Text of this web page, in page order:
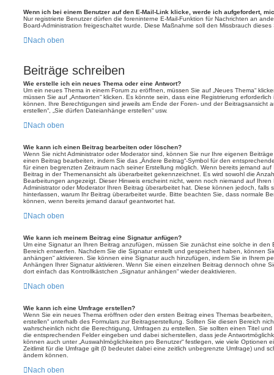
Wenn ich bei einem Benutzer auf den E-Mail-Link klicke, werde ich aufgefordert,
Nur registrierte Benutzer dürfen die foreninterne E-Mail-Funktion für Nachrichten an
Board-Administration freigeschaltet wurde. Diese Maßnahme soll den Missbrauch
Nach oben
Beiträge schreiben
Wie erstelle ich ein neues Thema oder eine Antwort?
Um ein neues Thema in einem Forum zu eröffnen, müssen Sie auf „Neues Thema“
müssen Sie auf „Antworten“ klicken. Es könnte sein, dass eine Registrierung
können. Ihre Berechtigungen sind jeweils am Ende der Foren- und der Beitragsansicht
erstellen“, „Sie dürfen Dateianhänge erstellen“ usw.
Nach oben
Wie kann ich einen Beitrag bearbeiten oder löschen?
Wenn Sie nicht Administrator oder Moderator sind, können Sie nur Ihre eigenen
einen Beitrag bearbeiten, indem Sie das „Ändere Beitrag“-Symbol für den
für einen begrenzten Zeitraum nach seiner Erstellung möglich. Wenn bereits jemand
Beitrag in der Themenansicht als überarbeitet gekennzeichnet. Es wird sowohl die
Bearbeitungen angezeigt. Dieser Hinweis erscheint nicht, wenn noch niemand auf
Administrator oder Moderator Ihren Beitrag überarbeitet hat. Diese können jedoch, falls
hinterlassen, warum Ihr Beitrag überarbeitet wurde. Bitte beachten Sie, dass normale
können, wenn bereits jemand darauf geantwortet hat.
Nach oben
Wie kann ich meinem Beitrag eine Signatur anfügen?
Um eine Signatur an Ihren Beitrag anzufügen, müssen Sie zunächst eine solche in den
Bereich entwerfen. Nachdem Sie die Signatur erstellt und gespeichert haben, können
anhängen“ aktivieren. Sie können eine Signatur auch hinzufügen, indem Sie in Ihrem
Anhängen Ihrer Signatur aktivieren. Wenn Sie einen einzelnen Beitrag dennoch ohne
dort einfach das Kontrollkästchen „Signatur anhängen“ wieder deaktivieren.
Nach oben
Wie kann ich eine Umfrage erstellen?
Wenn Sie ein neues Thema eröffnen oder den ersten Beitrag eines Themas bearbeiten,
erstellen“ unterhalb des Formulars zur Beitragserstellung. Sollten Sie diesen Bereich
wahrscheinlich nicht die Berechtigung, Umfragen zu erstellen. Sie sollten einen Titel
die entsprechenden Felder eingeben und dabei sicherstellen, dass jede
können auch unter „Auswahlmöglichkeiten pro Benutzer“ festlegen, wie viele Optionen
Zeitlimit für die Umfrage gilt (0 bedeutet dabei eine zeitlich unbegrenzte Umfrage) und
ändern können.
Nach oben